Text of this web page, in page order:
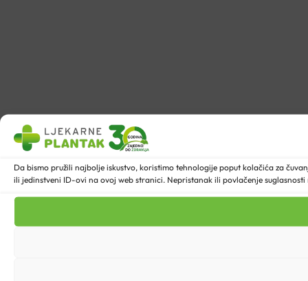
Da bismo pružili najbolje iskustvo, koristimo tehnologije poput kolačića za
ili jedinstveni ID-ovi na ovoj web stranici. Nepristanak ili povlačenje